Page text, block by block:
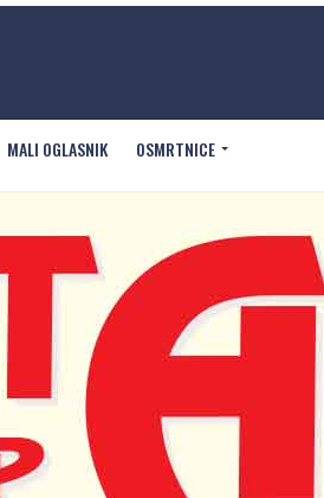
MALI OGLASNIK OSMRTNICE